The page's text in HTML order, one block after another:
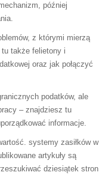
później
z którymi mierzą
tu także felietony i
oraz jak połączyć
podatków, ale
– znajdziesz tu
informacje.
systemy zasiłków w
artykuły są
dziesiątek stron